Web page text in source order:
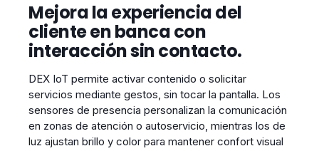
Mejora la experiencia del
cliente en banca con
interacción sin contacto.
DEX IoT permite activar contenido o solicitar
servicios mediante gestos, sin tocar la pantalla. Los
sensores de presencia personalizan la comunicación
en zonas de atención o autoservicio, mientras los de
luz ajustan brillo y color para mantener confort visual